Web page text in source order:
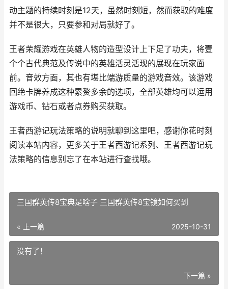
动主题的持续时刻是12天，虽然时刻短，然而获取的难度
并不是很大，只要参和对局就好了。
王者荣耀游戏在英雄人物的造型设计上下足了功夫，将壹
个个古代典范及传说中的英雄活灵活现的展现在玩家面
前。音效方面，其也有堪比端游质量的游戏音效。该游戏
回绝卡牌养成这种累赘多余的选项，全部英雄均可以运用
游戏币、钻石或者点券购买获取。
王者西游记玩法策略的说明就聊到这里吧，感谢你花时刻
阅读本站内容，更多关于王者西游记系列、王者西游记玩
法策略的信息别忘了在本站进行查找哦。
三国群英传8宝典是啥子 三国群英传8宝镜如何买到
« 上一篇 2025-10-31
没有了！
下一篇 »